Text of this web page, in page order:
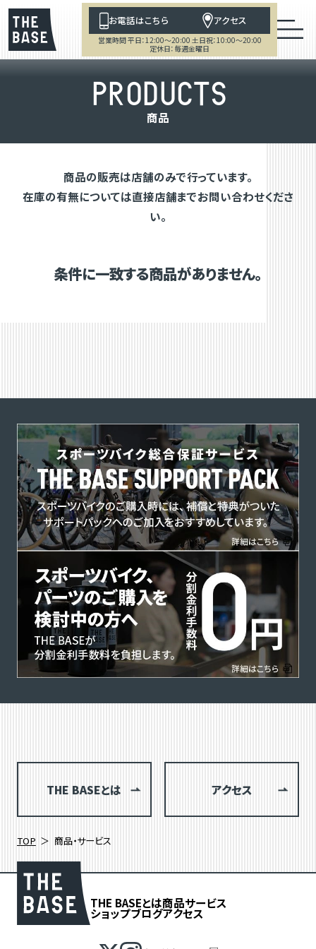
お電話はこちら アクセス
営業時間 平日：12:00～20:00 土日祝：10:00～20:00
定休日：毎週金曜日
PRODUCTS
商品
商品の販売は店舗のみで行っています。
在庫の有無については直接店舗までお問い合わせくださ
い。
条件に一致する商品がありません。
THE BASEとは アクセス
TOP 商品・サービス
THE BASEとは商品サービス
ショップブログアクセス